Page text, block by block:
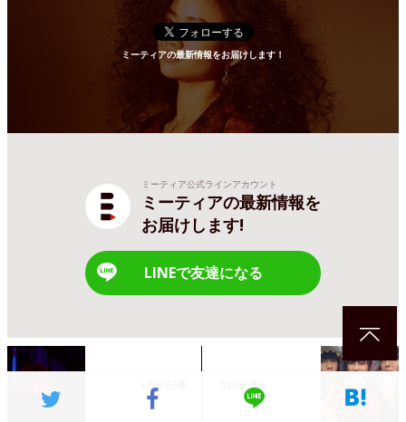
ミーティアの最新情報をお届けします！
ミーティア公式ラインアカウント
ミーティアの最新情報を
お届けします!
LINEで友達になる
次の記事